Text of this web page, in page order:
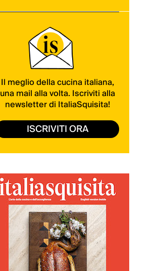
Il meglio della cucina italiana,
una mail alla volta. Iscriviti alla
newsletter di ItaliaSquisita!
ISCRIVITI ORA